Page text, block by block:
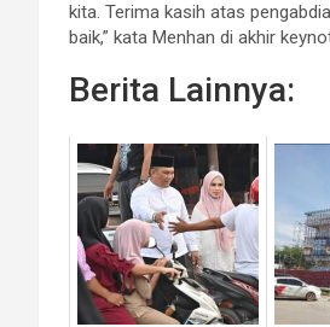
kita. Terima kasih atas
baik,” kata Menhan di akhir
Berita Lainnya: